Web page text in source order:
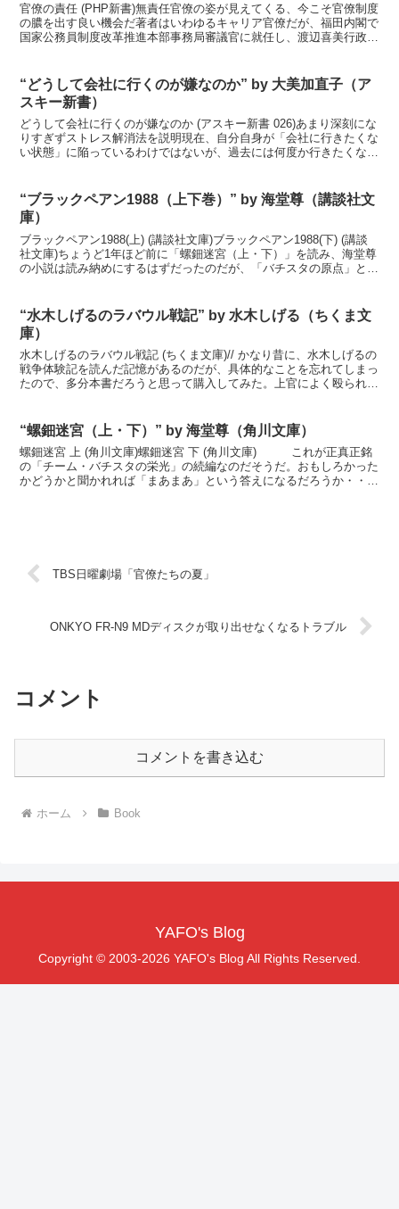
官僚の責任 (PHP新書)無責任官僚の姿が見えてくる、今こそ官僚制度
の膿を出す良い機会だ著者はいわゆるキャリア官僚だが、福田内閣で
国家公務員制度改革推進本部事務局審議官に就任し、渡辺喜美行政改
“どうして会社に行くのが嫌なのか” by 大美加直子（ア
スキー新書）
どうして会社に行くのが嫌なのか (アスキー新書 026)あまり深刻にな
りすぎずストレス解消法を説明現在、自分自身が「会社に行きたくな
い状態」に陥っているわけではないが、過去には何度か行きたくない
“ブラックペアン1988（上下巻）” by 海堂尊（講談社文
庫）
ブラックペアン1988(上) (講談社文庫)ブラックペアン1988(下) (講談
社文庫)ちょうど1年ほど前に「螺鈿迷宮（上・下）」を読み、海堂尊
の小説は読み納めにするはずだったのだが、「バチスタの原点」とい
“水木しげるのラバウル戦記” by 水木しげる（ちくま文
庫）
水木しげるのラバウル戦記 (ちくま文庫)// かなり昔に、水木しげるの
戦争体験記を読んだ記憶があるのだが、具体的なことを忘れてしまっ
たので、多分本書だろうと思って購入してみた。上官によく殴られた
“螺鈿迷宮（上・下）” by 海堂尊（角川文庫）
螺鈿迷宮 上 (角川文庫)螺鈿迷宮 下 (角川文庫) これが正真正銘
の「チーム・バチスタの栄光」の続編なのだそうだ。おもしろかった
かどうかと聞かれれば「まあまあ」という答えになるだろうか・・
TBS日曜劇場「官僚たちの夏」
ONKYO FR-N9 MDディスクが取り出せなくなるトラブル
コメント
コメントを書き込む
ホーム Book
YAFO's Blog
Copyright © 2003-2026 YAFO's Blog All Rights Reserved.